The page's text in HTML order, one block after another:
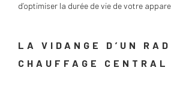
d’optimiser la durée de vie de votre
LA VIDANGE D’UN
CHAUFFAGE CENTRAL